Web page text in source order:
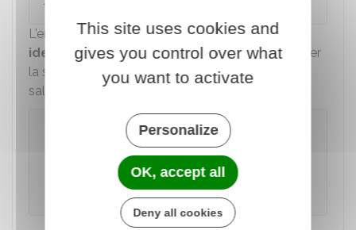
L'employeur peut prendre en compte desfaits
identiquesdatant de plus de 2 mois pour justifier
la sanction, lorsque le comportement fautif du
salarié s'est poursuivi.
Attention
Il existe des situations qui prolongent le délai
de 2 mois. Par exemple, l'engagement d'une
procédure pénale.
This site uses cookies and
gives you control over what
you want to activate
Personalize
OK, accept all
Deny all cookies